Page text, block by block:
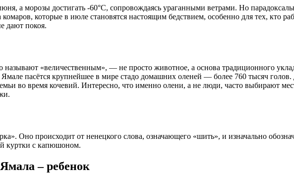
а морозы достигать -60°C, сопровождаясь ураганными ветрами. Но
которые в июле становятся настоящим бедствием, особенно для тех, кто
дают покоя.
называют «величественным», — не просто животное, а основа традиционного
пасётся крупнейшее в мире стадо домашних оленей — более 760 тысяч
во время кочевий. Интересно, что именно олени, а не люди, часто выбирают
Оно происходит от ненецкого слова, означающего «шить», и изначально
куртки с капюшоном.
– ребенок